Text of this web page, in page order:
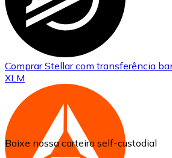
ComprarStellarcom transferência
XLM
Baixe nossa carteira self-custodial